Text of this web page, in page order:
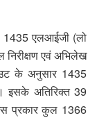
1435 एलआईजी (लो
निरीक्षण एवं अभिलेख
के अनुसार 1435
इसके अतिरिक्त 39
प्रकार कुल 1366